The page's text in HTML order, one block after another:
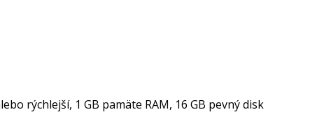
rýchlejší, 1 GB pamäte RAM, 16 GB pevný disk